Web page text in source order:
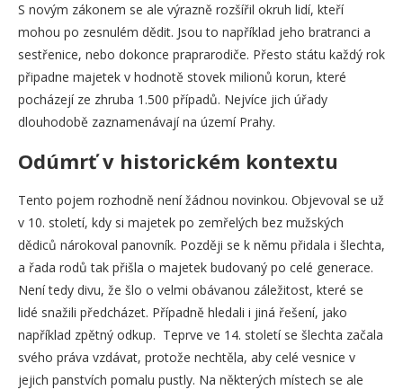
S novým zákonem se ale výrazně rozšířil okruh lidí, kteří
mohou po zesnulém dědit. Jsou to například jeho bratranci a
sestřenice, nebo dokonce praprarodiče. Přesto státu každý rok
připadne majetek v hodnotě stovek milionů korun, které
pocházejí ze zhruba 1.500 případů. Nejvíce jich úřady
dlouhodobě zaznamenávají na území Prahy.
Odúmrť v historickém kontextu
Tento pojem rozhodně není žádnou novinkou. Objevoval se už
v 10. století, kdy si majetek po zemřelých bez mužských
dědiců nárokoval panovník. Později se k němu přidala i šlechta,
a řada rodů tak přišla o majetek budovaný po celé generace.
Není tedy divu, že šlo o velmi obávanou záležitost, které se
lidé snažili předcházet. Případně hledali i jiná řešení, jako
například zpětný odkup. Teprve ve 14. století se šlechta začala
svého práva vzdávat, protože nechtěla, aby celé vesnice v
jejich panstvích pomalu pustly. Na některých místech se ale